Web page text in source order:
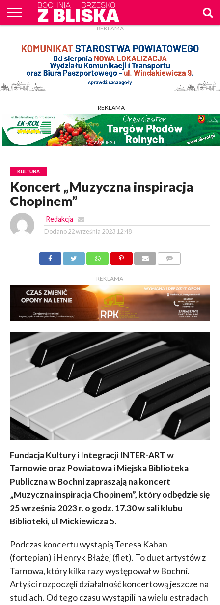
WPROST
REKLAM
- REKLAMA -
- REKLAMA -
KULTURA
Koncert „Muzyczna inspiracja
Chopinem”
Redakcja
Dodano 22 września 2023 12:48
- REKLAMA -
Fundacja Kultury i Integracji INTER-ART w
Tarnowie oraz Powiatowa i Miejska Biblioteka
Publiczna w Bochni zapraszają na koncert
„Muzyczna inspiracja Chopinem”, który odbędzie się
25 września 2023 r. o godz. 17.30 w sali klubu
Biblioteki, ul Mickiewicza 5.
Podczas koncertu wystąpią Teresa Kaban
(fortepian) i Henryk Błażej (flet). To duet artystów z
Tarnowa, który kilka razy występował w Bochni.
Artyści rozpoczęli działalność koncertową jeszcze na
studiach. Od tego czasu wystąpili na wielu estradach